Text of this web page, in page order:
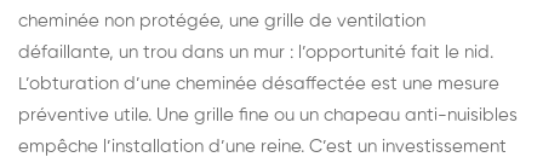
cheminée non protégée, une grille de ventilation
défaillante, un trou dans un mur : l’opportunité fait le nid.
L’obturation d’une cheminée désaffectée est une mesure
préventive utile. Une grille fine ou un chapeau anti-nuisibles
empêche l’installation d’une reine. C’est un investissement